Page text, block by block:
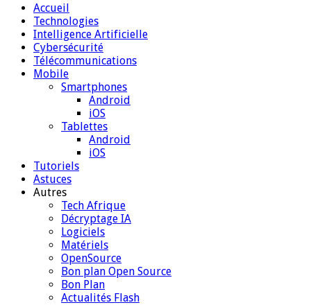
Accueil
Technologies
Intelligence Artificielle
Cybersécurité
Télécommunications
Mobile
Smartphones
Android
iOS
Tablettes
Android
iOS
Tutoriels
Astuces
Autres
Tech Afrique
Décryptage IA
Logiciels
Matériels
OpenSource
Bon plan Open Source
Bon Plan
Actualités Flash